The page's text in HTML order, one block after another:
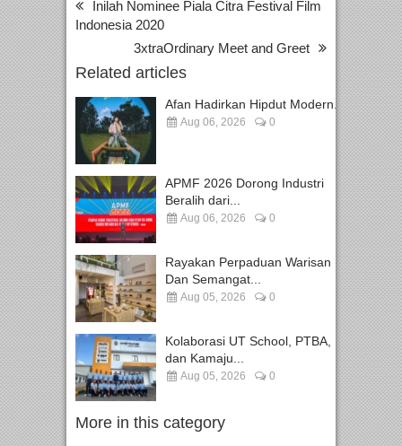
Inilah Nominee Piala Citra Festival Film
Indonesia 2020
3xtraOrdinary Meet and Greet
Related articles
Afan Hadirkan Hipdut Modern...
Aug 06, 2026 0
APMF 2026 Dorong Industri
Beralih dari...
Aug 06, 2026 0
Rayakan Perpaduan Warisan
Dan Semangat...
Aug 05, 2026 0
Kolaborasi UT School, PTBA,
dan Kamaju...
Aug 05, 2026 0
More in this category